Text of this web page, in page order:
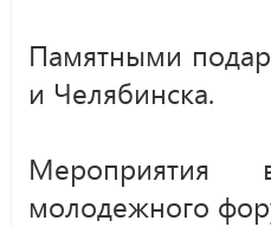
Памятными
и Челябинска.
Мероприятия
молодежного